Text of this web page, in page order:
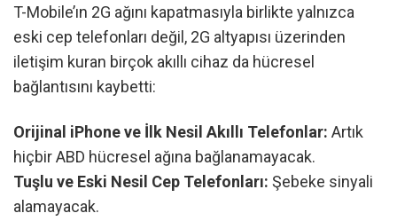
T-Mobile’ın 2G ağını kapatmasıyla birlikte yalnızca
eski cep telefonları değil, 2G altyapısı üzerinden
iletişim kuran birçok akıllı cihaz da hücresel
bağlantısını kaybetti:
Orijinal iPhone ve İlk Nesil Akıllı Telefonlar: Artık
hiçbir ABD hücresel ağına bağlanamayacak.
Tuşlu ve Eski Nesil Cep Telefonları: Şebeke sinyali
alamayacak.